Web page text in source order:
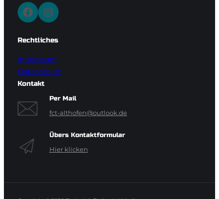
Facebook Instagram
Rechtliches
Impressum
Datenschutz
Kontakt
Per Mail
fct-althofen@outlook.de
Übers Kontaktformular
Hier klicken